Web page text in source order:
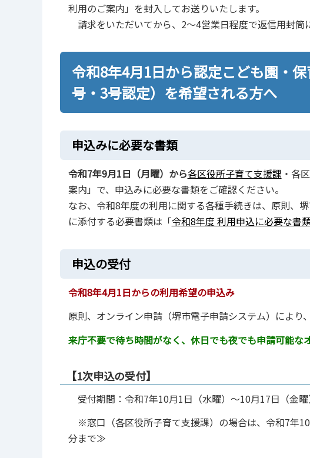
利用のご案内」を封入してお送りいたします。
請求をいただいてから、2～4営業日程度で返信用封筒
令和8年4月1日から認定こども園・
号・3号認定）を希望される方へ
申込みに必要な書類
令和7年9月1日（月曜）から各区役所子育て支援課 ・各
案内」で、申込みに必要な書類をご確認ください。
なお、令和8年度の利用に関する各種手続きは、原則、
に添付する必要書類は「令和8年度 利用申込に必要な書
申込の受付
令和8年4月1日からの利用希望の申込み
原則、オンライン申請（堺市電子申請システム）により
来庁不要で待ち時間がなく、休日でも夜でも申請可能な
【1次申込の受付】
受付期間：令和7年10月1日（水曜）～10月17日（金
※窓口（各区役所子育て支援課）の場合は、令和7年
分まで≫